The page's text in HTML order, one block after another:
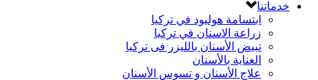
خدماتنا
ابتسامة هوليود في تركيا
زراعة الاسنان في تركيا
تبيض الأسنان بالليزر فى تركيا
العناية بالأسنان
علاج الأسنان و تسوس الأسنان